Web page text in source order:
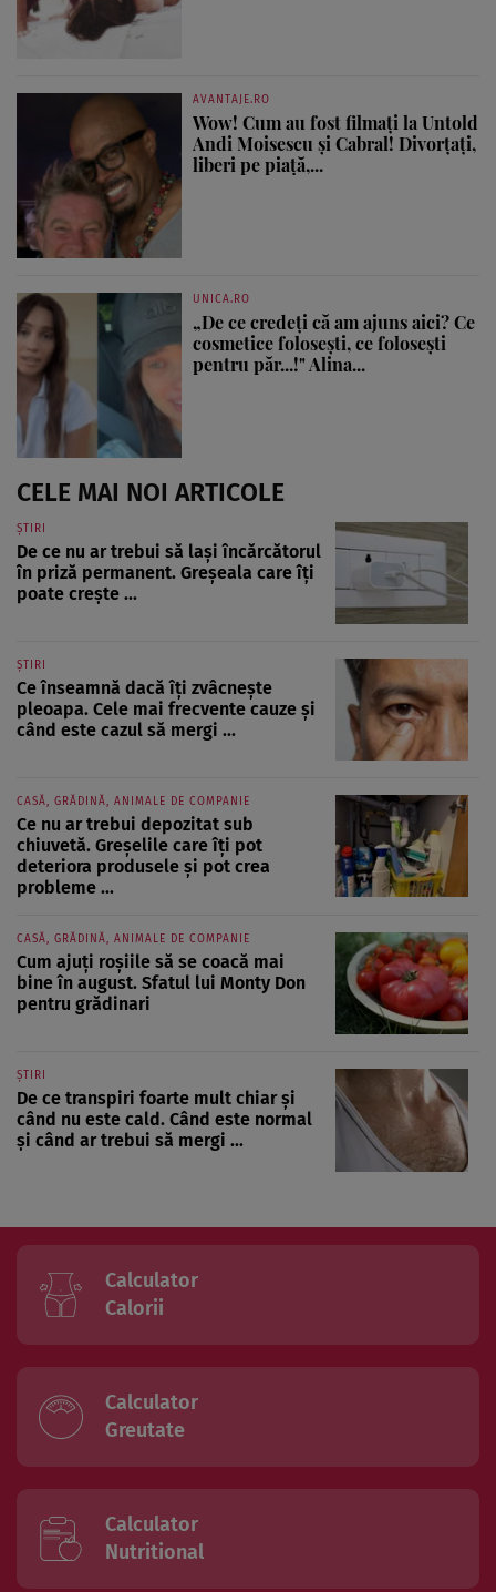
AVANTAJE.RO
Wow! Cum au fost filmați la Untold
Andi Moisescu și Cabral! Divorțați,
liberi pe piață,...
UNICA.RO
„De ce credeți că am ajuns aici? Ce
cosmetice folosești, ce folosești
pentru păr...!" Alina...
CELE MAI NOI ARTICOLE
ȘTIRI
De ce nu ar trebui să lași încărcătorul
în priză permanent. Greșeala care îți
poate crește ...
ȘTIRI
Ce înseamnă dacă îți zvâcnește
pleoapa. Cele mai frecvente cauze și
când este cazul să mergi ...
CASĂ, GRĂDINĂ, ANIMALE DE COMPANIE
Ce nu ar trebui depozitat sub
chiuvetă. Greșelile care îți pot
deteriora produsele și pot crea
probleme ...
CASĂ, GRĂDINĂ, ANIMALE DE COMPANIE
Cum ajuți roșiile să se coacă mai
bine în august. Sfatul lui Monty Don
pentru grădinari
ȘTIRI
De ce transpiri foarte mult chiar și
când nu este cald. Când este normal
și când ar trebui să mergi ...
Calculator
Calorii
Calculator
Greutate
Calculator
Nutritional